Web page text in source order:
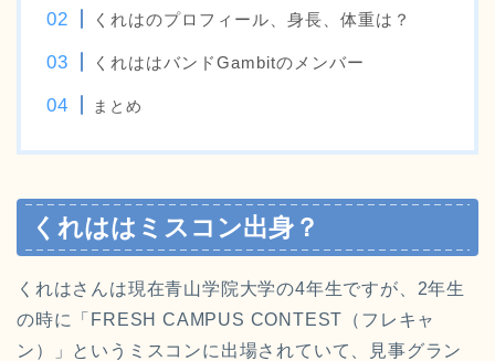
くれはのプロフィール、身長、体重は？
くれははバンドGambitのメンバー
まとめ
くれははミスコン出身？
くれはさんは現在青山学院大学の4年生ですが、2年生
の時に「FRESH CAMPUS CONTEST（フレキャ
ン）」というミスコンに出場されていて、見事グラン